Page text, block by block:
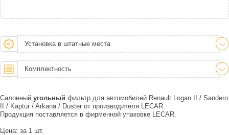
Установка в штатные места
Комплектность
Салонный угольный фильтр для автомобилей Renault Logan II / Sandero
II / Kaptur / Arkana / Duster от производителя LECAR.
Продукция поставляется в фирменной упаковке LECAR.
Цена: за 1 шт.